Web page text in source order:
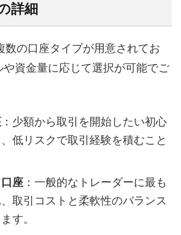
詳細
の口座タイプが用意されてお
や資金量に応じて選択が可能でご
：少額から取引を開始したい初心
低リスクで取引経験を積むこと
座 ：一般的なトレーダーに最も
取引コストと柔軟性のバランス
す。